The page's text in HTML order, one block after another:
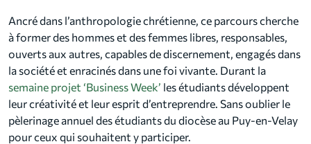
Ancré dans l’anthropologie chrétienne, ce parcours cherche
à former des hommes et des femmes libres, responsables,
ouverts aux autres, capables de discernement, engagés dans
la société et enracinés dans une foi vivante. Durant la
semaine projet ‘Business Week’ les étudiants développent
leur créativité et leur esprit d’entreprendre. Sans oublier le
pèlerinage annuel des étudiants du diocèse au Puy-en-Velay
pour ceux qui souhaitent y participer.